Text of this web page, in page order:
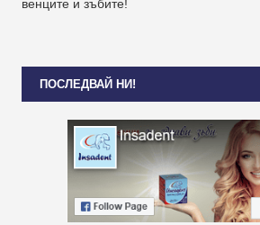
венците и зъбите!
ПОСЛЕДВАЙ НИ!